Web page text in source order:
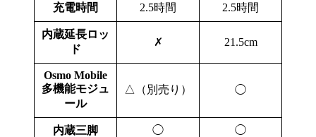
充電時間 2.5時間 2.5時間
内蔵延長ロッ
ド
✗ 21.5cm
Osmo Mobile
多機能モジュ
ール
△（別売り） ◯
内蔵三脚 ◯ ◯